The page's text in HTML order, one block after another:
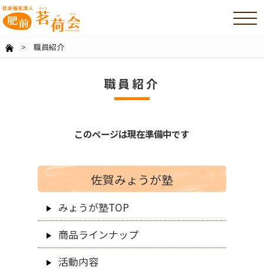
> 職員紹介
職員紹介
このページは現在準備中です
佐賀みょうが塾
みょうが塾TOP
商品ラインナップ
活動内容